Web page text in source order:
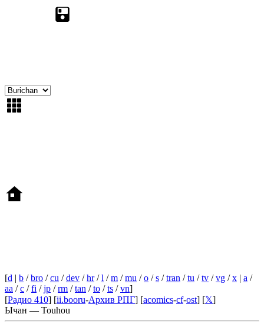
[d | b /bro /cu /dev /hr/l /m /mu /o /s /tran /tu /tv /vg /x | a /
aa /c /fi /jp /rm /tan /to /ts /vn]
[Радио 410] [ii.booru-Архив РПГ] [acomics-cf-ost] [𝕏]
Ычан — Touhou